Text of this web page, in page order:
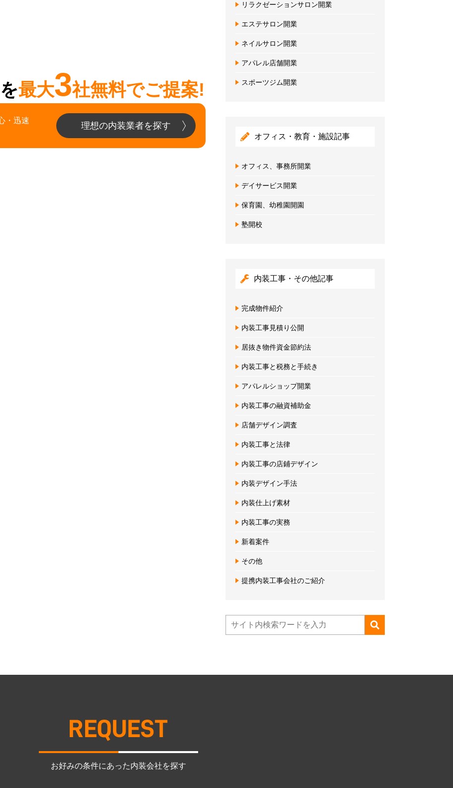
最大3社無料でご提案!
・迅速
理想の内装業者を探す
リラクゼーションサロン開業
エステサロン開業
ネイルサロン開業
アパレル店舗開業
スポーツジム開業
オフィス・教育・施設記事
オフィス、事務所開業
デイサービス開業
保育園、幼稚園開園
塾開校
内装工事・その他記事
完成物件紹介
内装工事見積り公開
居抜き物件資金節約法
内装工事と税務と手続き
アパレルショップ開業
内装工事の融資補助金
店舗デザイン調査
内装工事と法律
内装工事の店鋪デザイン
内装デザイン手法
内装仕上げ素材
内装工事の実務
新着案件
その他
提携内装工事会社のご紹介
お好みの条件にあった内装会社を探す